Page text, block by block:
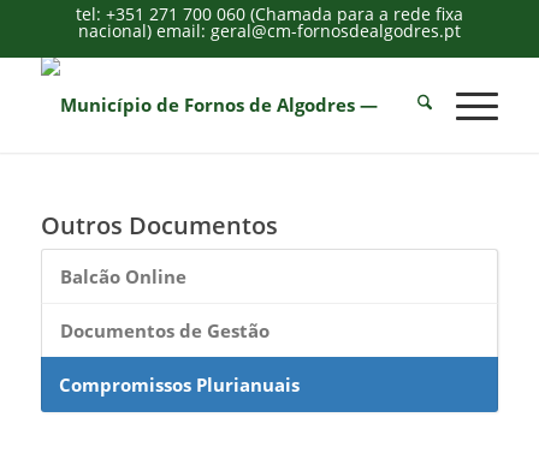
tel: +351 271 700 060 (Chamada para a rede fixa
nacional) email: geral@cm-fornosdealgodres.pt
Outros Documentos
Balcão Online
Documentos de Gestão
Compromissos Plurianuais